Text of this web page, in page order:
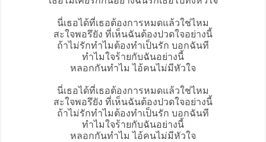
นี่เธอได้ที่เธอต้องการหมดแล้วใช่ไหม
สะใจพอรึยัง ที่เห็นฉันต้องปวดใจอย่างนี้
ถ้าไม่รักทำไมต้องทำเป็นรัก บอกฉันที
ทำไมใจร้ายกับฉันอย่างนี้
หลอกกันทำไม ไอ้คนไม่มีหัวใจ
นี่เธอได้ที่เธอต้องการหมดแล้วใช่ไหม
สะใจพอรึยัง ที่เห็นฉันต้องปวดใจอย่างนี้
ถ้าไม่รักทำไมต้องทำเป็นรัก บอกฉันที
ทำไมใจร้ายกับฉันอย่างนี้
หลอกกันทำไม ไอ้คนไม่มีหัวใจ